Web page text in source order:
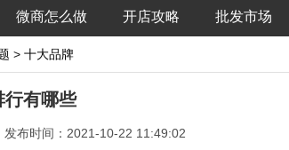
微商怎么做 开店攻略 批发市场
> 十大品牌
行有哪些
发布时间：2021-10-22 11:49:02